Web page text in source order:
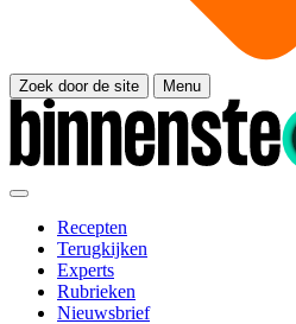
Zoek door de site Menu
Recepten
Terugkijken
Experts
Rubrieken
Nieuwsbrief